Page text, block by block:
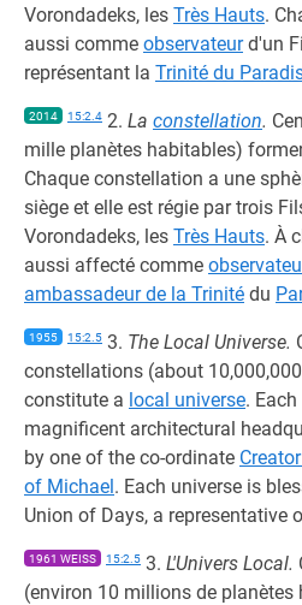
Vorondadeks, les Très Hauts.
aussi comme observateurd'un
représentant la Trinité du
2014 15:2.4 2. La constellation.
mille planètes habitables)
Chaque constellation a une
siège et elle est régie par trois
Vorondadeks, les Très Hauts. À
aussi affecté comme
ambassadeur de la Trinité du
1955 15:2.5 3. The Local Universe.
constellations (about
constitute a local universe.
magnificent architectural
by one of the co-ordinate
of Michael. Each universe is
Union of Days, a representative
1961 WEISS 15:2.5 3. L'Univers Local.
(environ 10 millions de